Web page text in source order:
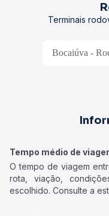
Terminais
Bocaiúva -
Tempo médio de
O tempo de viagem
rota, viação,
escolhido. Consulte a